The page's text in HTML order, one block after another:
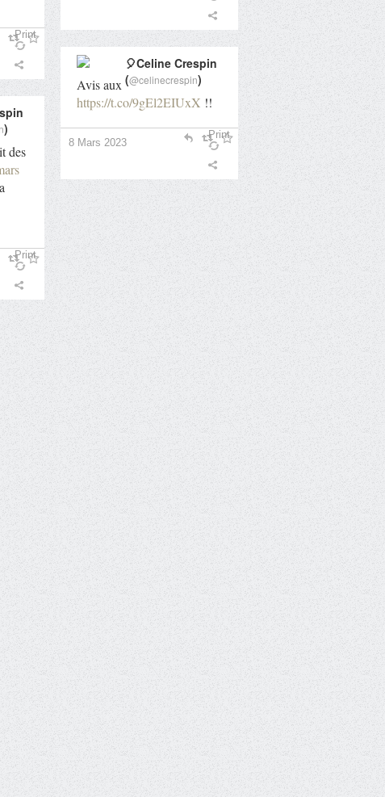
Print
Avis aux
https://t.co/9gEl2EIUxX !!
🎈Celine Crespin
(@celinecrespin)
8 Mars 2023
Print
des
)
Print